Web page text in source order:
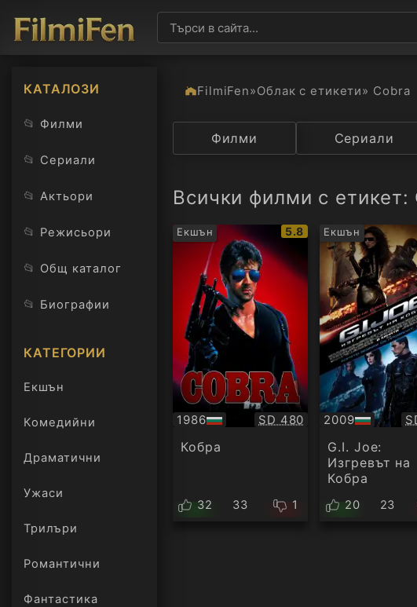
КАТАЛОЗИ
📂 Филми
📂 Сериали
📂 Актьори
📂 Режисьори
📂 Общ каталог
📂 Биографии
КАТЕГОРИИ
Екшън
Комедийни
Драматични
Ужаси
Трилъри
онлайн
Романтични
Фантастика
FilmiFen»Облак с етикети» Cobra
Категория Държава
Филми Сериали
Всички филми с етикет:
Екшън
IMDb
рейтинг:
5.8
1986
БГ
аудио
Качество:
SD 480
Кобра
32 33 1
Екшън
2009
БГ
аудио
G.I. Joe:
Изгревът на
Кобра
20 23